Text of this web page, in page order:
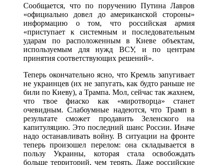
Сообщается, что по поручению Путина Лавров
«официально довел до американской стороны»
информацию о том, что российская армия
«приступает к системным и последовательным
ударам по расположенным в Киеве объектам,
используемым для нужд ВСУ, и по центрам
принятия соответствующих решений».
Теперь окончательно ясно, что Кремль запугивает
не украинцев (их не запугать, как будто раньше не
били по Киеву), а Трампа. Мол, сейчас так жахнем,
что твое фиаско как «миротворца» станет
очевидным. Слабоумные надеются, что Трамп в
результате сможет продавить Зеленского на
капитуляцию. Это последний шанс России. Иначе
надо останавливать войну. В ситуации на фронте
теперь произошел перелом: она складывается в
пользу Украины, которая стала освобождать
больше территорий, чем терять. Даже российские